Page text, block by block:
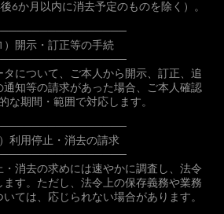
6か月以内に消去予定のものを除く）。
）開示・訂正等の手続
について、ご本人から開示、訂正、追
知等の請求があった場合、ご本人確認
な期間・範囲で対応します。
）利用停止・消去の請求
・消去の求めには速やかに調査し、法令
す。ただし、法令上の保存義務や業務
ては、応じられない場合があります。